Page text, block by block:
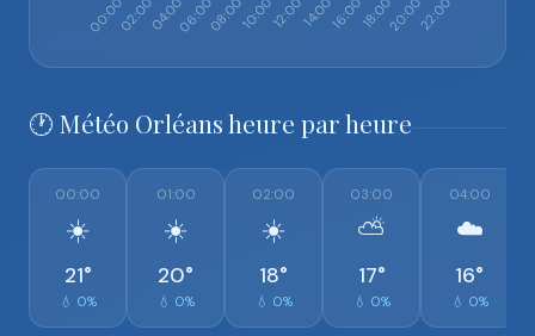
🕐 Météo Orléans heure par heure
00:00
☀️
21°
💧 0%
01:00
☀️
20°
💧 0%
02:00
☀️
18°
💧 0%
03:00
⛅
17°
💧 0%
04:00
☁️
16°
💧 0%